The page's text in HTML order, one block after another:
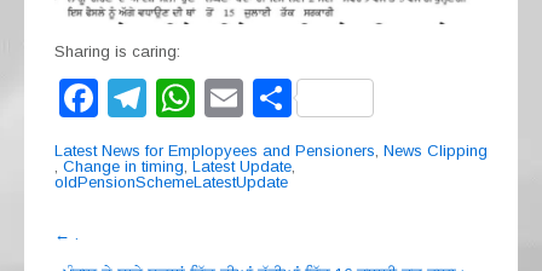
Sharing is caring:
F
a
c
b
T
el
e
W
h
at
A
E
m
ail
S
h
ar
Latest News for Emplopyees and Pensioners, News Clipping
, Change in timing, Latest Update,
oldPensionSchemeLatestUpdate
Post
navigation
← .